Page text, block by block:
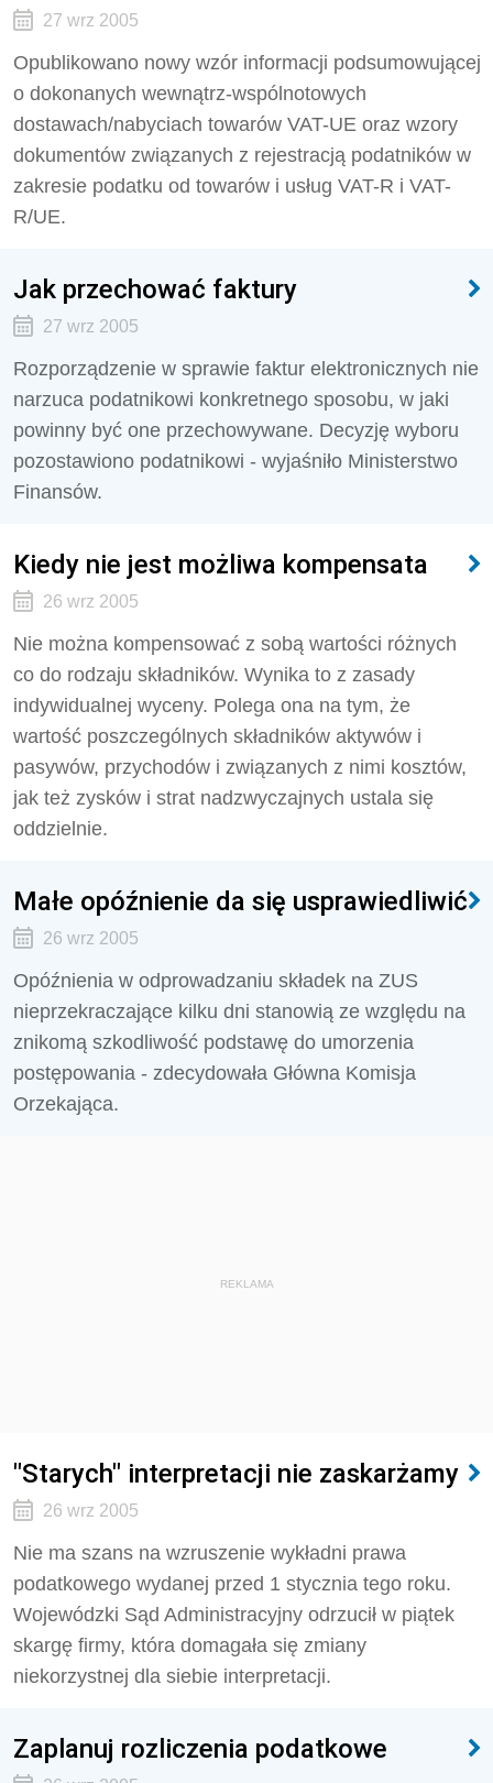
27 wrz 2005
Opublikowano nowy wzór informacji podsumowującej
o dokonanych wewnątrz-wspólnotowych
dostawach/nabyciach towarów VAT-UE oraz wzory
dokumentów związanych z rejestracją podatników w
zakresie podatku od towarów i usług VAT-R i VAT-
R/UE.
Jak przechować faktury
27 wrz 2005
Rozporządzenie w sprawie faktur elektronicznych nie
narzuca podatnikowi konkretnego sposobu, w jaki
powinny być one przechowywane. Decyzję wyboru
pozostawiono podatnikowi - wyjaśniło Ministerstwo
Finansów.
Kiedy nie jest możliwa kompensata
26 wrz 2005
Nie można kompensować z sobą wartości różnych
co do rodzaju składników. Wynika to z zasady
indywidualnej wyceny. Polega ona na tym, że
wartość poszczególnych składników aktywów i
pasywów, przychodów i związanych z nimi kosztów,
jak też zysków i strat nadzwyczajnych ustala się
oddzielnie.
Małe opóźnienie da się usprawiedliwić
26 wrz 2005
Opóźnienia w odprowadzaniu składek na ZUS
nieprzekraczające kilku dni stanowią ze względu na
znikomą szkodliwość podstawę do umorzenia
postępowania - zdecydowała Główna Komisja
Orzekająca.
REKLAMA
"Starych" interpretacji nie zaskarżamy
26 wrz 2005
Nie ma szans na wzruszenie wykładni prawa
podatkowego wydanej przed 1 stycznia tego roku.
Wojewódzki Sąd Administracyjny odrzucił w piątek
skargę firmy, która domagała się zmiany
niekorzystnej dla siebie interpretacji.
Zaplanuj rozliczenia podatkowe